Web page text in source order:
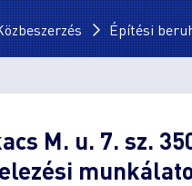
Építési
M. u. 7. sz.